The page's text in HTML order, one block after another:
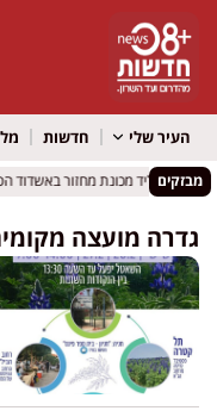
העיר שלי חדשות
מבזקים
ויכוח ליד מכונת מחזור באשדוד
ויכוח ליד מכונת מחזור באשדוד
גדרה מועצה